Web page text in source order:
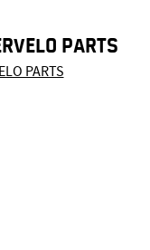
PARTS
PARTS